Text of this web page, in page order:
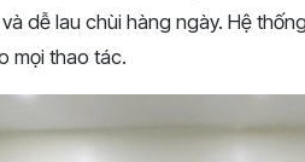
dễ lau chùi hàng ngày. Hệ
mọi thao tác.